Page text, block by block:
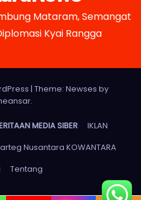
Mataram, Semangat
Kyai Rangga
| Theme: Newses by
.
MEDIA SIBER
IKLAN
Nusantara KOWANTARA
Tentang